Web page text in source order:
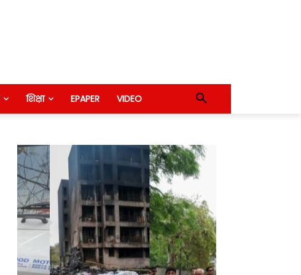
शिक्षा EPAPER VIDEO